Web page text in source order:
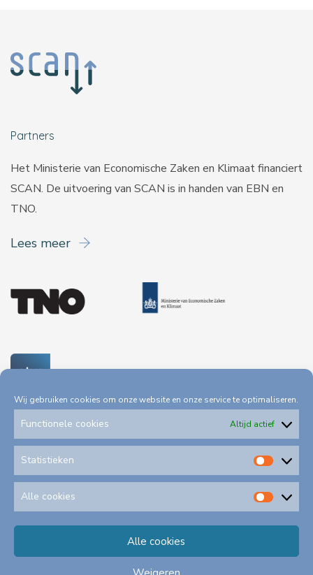
Wij gebruiken cookies om onze website en onze service te optimaliseren.
Functionele cookies Altijd actief
Statistieken
Alle cookies
Alle
Alle cookies
Partners
Het Ministerie van Economische Zaken en Klimaat financiert
SCAN. De uitvoering van SCAN is in handen van EBN en
TNO.
Lees meer
Privacystatement
Schadeformulieren